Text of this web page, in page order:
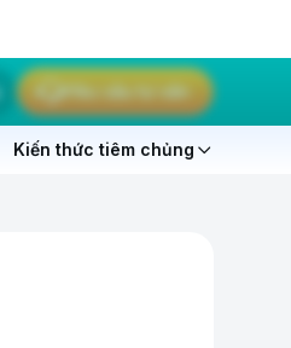
Yêu cầu tư vấn
Kiến thức tiêm chủng